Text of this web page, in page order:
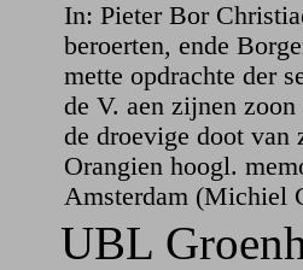
In: Pieter Bor
beroerten, ende
mette opdrachte der
de V. aen zijnen
de droevige doot
Orangien hoogl.
Amsterdam (Michiel
UBL